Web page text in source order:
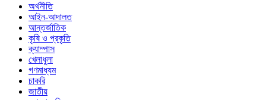
অর্থনীতি
আইন-আদালত
আন্তর্জাতিক
কৃষি ও প্রকৃতি
ক্যাম্পাস
খেলাধুলা
গণমাধ্যম
চাকরি
জাতীয়